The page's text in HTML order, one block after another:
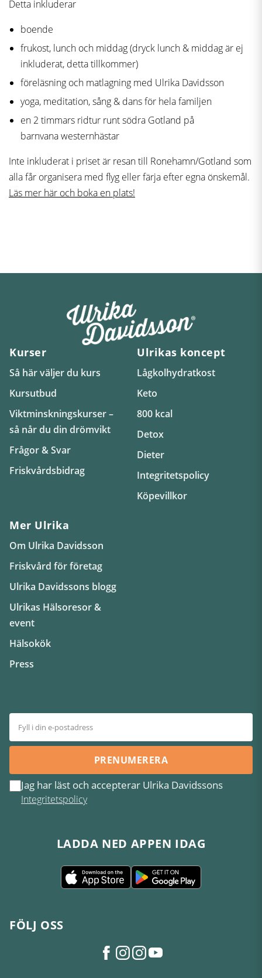
Detta inkluderar
boende
frukost, lunch och middag (dryck lunch & middag är ej
inkluderat, detta tillkommer)
föreläsning och matlagning med Ulrika Davidsson
yoga, meditation, sång & dans för hela familjen
en 2 timmars ridtur runt södra Gotland på
barnvana westernhästar
Inte inkluderat i priset är resan till Ronehamn/Gotland som
alla får organisera med flyg eller färja efter egna önskemål.
Läs mer här och boka en plats!
Kurser
Så här väljer du kurs
Kursutbud
Viktminskningskurser –
så når du din drömvikt
Frågor & Svar
Friskvårdsbidrag
Ulrikas koncept
Lågkolhydratkost
Keto
800 kcal
Detox
Dieter
Integritetspolicy
Köpevillkor
Mer Ulrika
Om Ulrika Davidsson
Friskvård för företag
Ulrika Davidssons blogg
Ulrikas Hälsoresor &
event
Hälsokök
Press
PRENUMERERA
Jag har läst och accepterar Ulrika Davidssons
Integritetspolicy
LADDA NED APPEN IDAG
FÖLJ OSS